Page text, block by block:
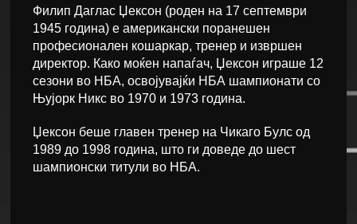
Филип Даглас Џексон (роден на 17 септември
1945 година) е американски поранешен
професионален кошаркар, тренер и извршен
директор. Како моќен напаѓач, Џексон играше 12
сезони во НБА, освојувајќи НБА шампионати со
Њујорк Никс во 1970 и 1973 година.
Џексон беше главен тренер на Чикаго Булс од
1989 до 1998 година, што ги доведе до шест
шампионски титули во НБА.